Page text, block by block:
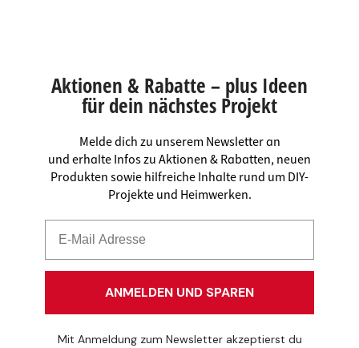
Aktionen & Rabatte – plus Ideen
für dein nächstes Projekt
Melde dich zu unserem Newsletter an
und erhalte Infos zu Aktionen & Rabatten, neuen
Produkten sowie hilfreiche Inhalte rund um DIY-
Projekte und Heimwerken.
ANMELDEN UND SPAREN
Mit Anmeldung zum Newsletter akzeptierst du